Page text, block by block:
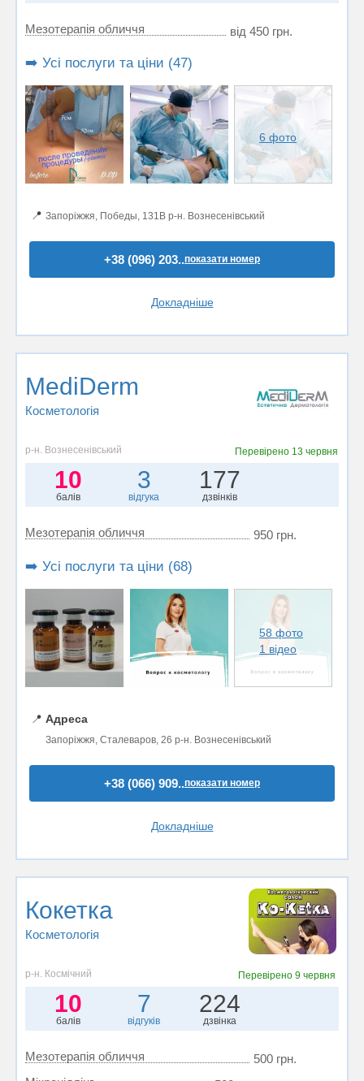
Мезотерапія обличчя від 450 грн.
➡️ Усі послуги та ціни (47)
6 фото
📍 Запоріжжя, Победы, 131В р-н. Вознесенівський
+38 (096) 203..показати номер
Докладніше
MediDerm
Косметологія
р-н. Вознесенівський Перевірено 13 червня
10
балів
3
відгука
177
дзвінків
Мезотерапія обличчя 950 грн.
➡️ Усі послуги та ціни (68)
58 фото
1 відео
📍 Адреса
Запоріжжя, Сталеваров, 26 р-н. Вознесенівський
+38 (066) 909..показати номер
Докладніше
Кокетка
Косметологія
р-н. Космічний Перевірено 9 червня
10
балів
7
відгуків
224
дзвінка
Мезотерапія обличчя
500 грн.